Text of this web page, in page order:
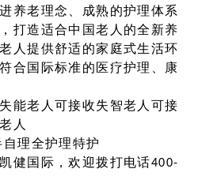
养老理念、成熟的护理体系
打造适合中国老人的全新养
人提供舒适的家庭式生活环
合国际标准的医疗护理、康
能老人可接收失智老人可接
人
理全护理特护
健国际，欢迎拨打电话400-